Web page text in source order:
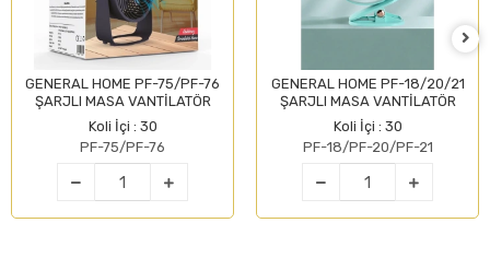
GENERAL HOME PF-75/PF-76
ŞARJLI MASA VANTİLATÖR
Koli İçi : 30
PF-75/PF-76
GENERAL HOME PF-18/20/21
ŞARJLI MASA VANTİLATÖR
Koli İçi : 30
PF-18/PF-20/PF-21